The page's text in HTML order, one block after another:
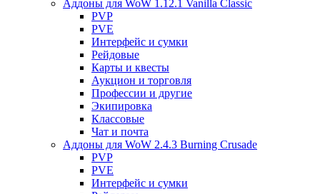
Аддоны для WoW 1.12.1 Vanilla Classic
PVP
PVE
Интерфейс и сумки
Рейдовые
Карты и квесты
Аукцион и торговля
Профессии и другие
Экипировка
Классовые
Чат и почта
Аддоны для WoW 2.4.3 Burning Crusade
PVP
PVE
Интерфейс и сумки